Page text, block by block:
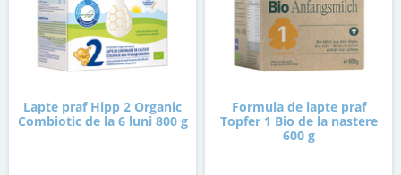
Lapte praf Hipp 2 Organic
Combiotic de la 6 luni 800 g
Formula de lapte praf
Topfer 1 Bio de la nastere
600 g